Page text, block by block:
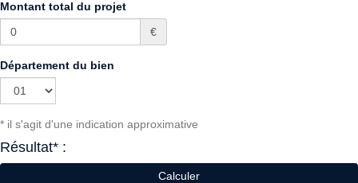
Montant total du projet
€
Département du bien
* il s'agit d'une indication approximative
Résultat* :